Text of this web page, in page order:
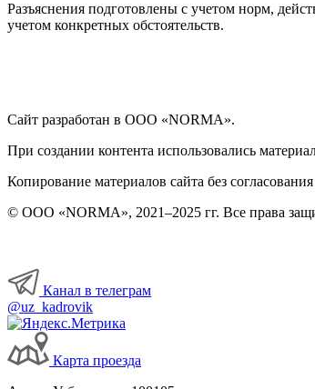
Разъяснения подготовлены с учетом норм,
учетом конкретных обстоятельств.
Сайт разработан в ООО «NORMA».
При создании контента использовались
Копирование материалов сайта без
© ООО «NORMA», 2021–2025 гг. Все права
Канал в телеграм
@uz_kadrovik
Карта проезда